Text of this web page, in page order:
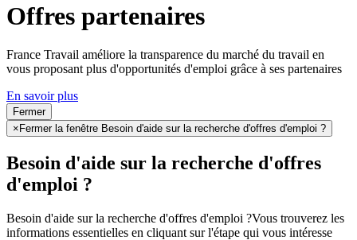
Offres partenaires
France Travail améliore la transparence du marché du travail en
vous proposant plus d'opportunités d'emploi grâce à ses partenaires
En savoir plus
Fermer
× Fermer la fenêtre Besoin d'aide sur la recherche d'offres d'emploi ?
Besoin d'aide sur la recherche d'offres
d'emploi ?
Besoin d'aide sur la recherche d'offres d'emploi ?Vous trouverez les
informations essentielles en cliquant sur l'étape qui vous intéresse